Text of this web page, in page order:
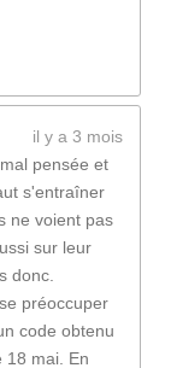
il y a 3 mois
pensée et
s'entraîner
ne voient pas
sur leur
donc.
préoccuper
code obtenu
18 mai. En